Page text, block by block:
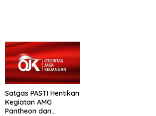
Satgas PASTI Hentikan
Kegiatan AMG
Pantheon dan